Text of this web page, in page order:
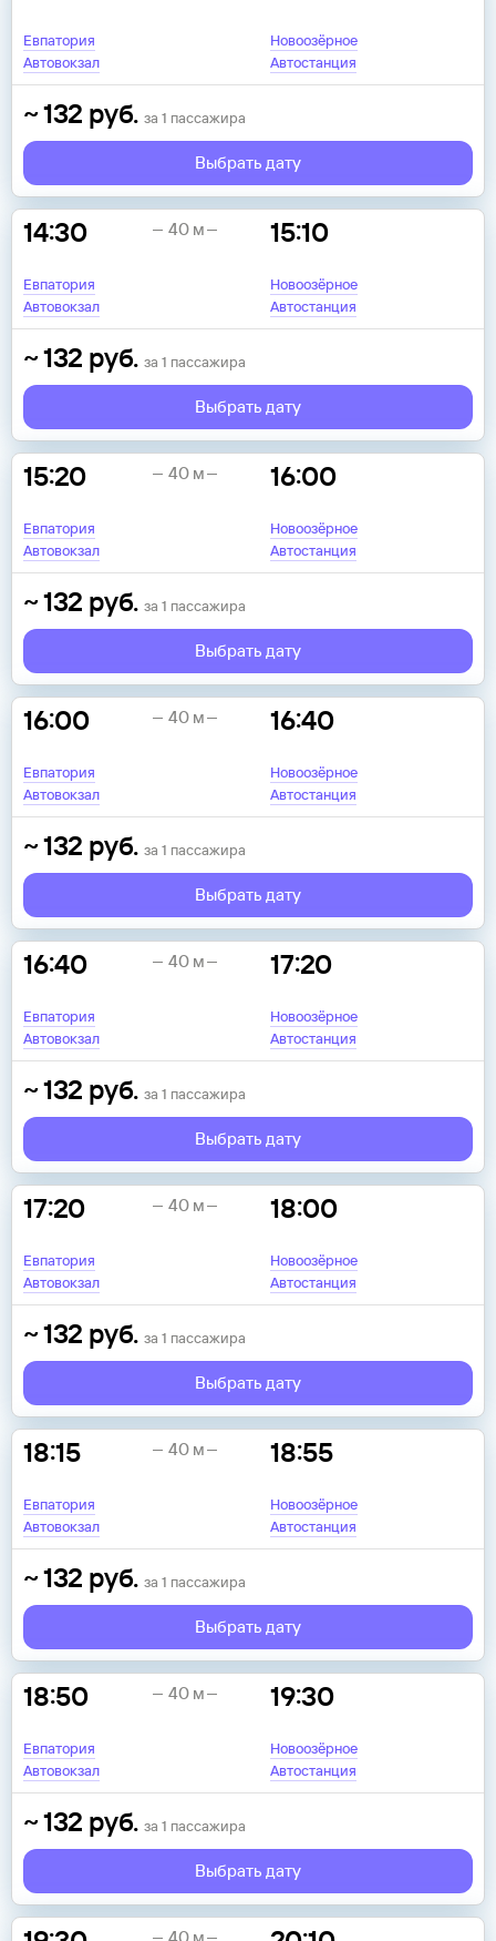
Евпатория
Автовокзал
Новоозёрное
Автостанция
~132 руб. за 1 пассажира
Выбрать дату
14:30
Евпатория
Автовокзал
15:10
Новоозёрное
Автостанция
40 м
~132 руб. за 1 пассажира
Выбрать дату
15:20
Евпатория
Автовокзал
16:00
Новоозёрное
Автостанция
40 м
~132 руб. за 1 пассажира
Выбрать дату
16:00
Евпатория
Автовокзал
16:40
Новоозёрное
Автостанция
40 м
~132 руб. за 1 пассажира
Выбрать дату
16:40
Евпатория
Автовокзал
17:20
Новоозёрное
Автостанция
40 м
~132 руб. за 1 пассажира
Выбрать дату
17:20
Евпатория
Автовокзал
18:00
Новоозёрное
Автостанция
40 м
~132 руб. за 1 пассажира
Выбрать дату
18:15
Евпатория
Автовокзал
18:55
Новоозёрное
Автостанция
40 м
~132 руб. за 1 пассажира
Выбрать дату
18:50
Евпатория
Автовокзал
19:30
Новоозёрное
Автостанция
40 м
~132 руб. за 1 пассажира
Выбрать дату